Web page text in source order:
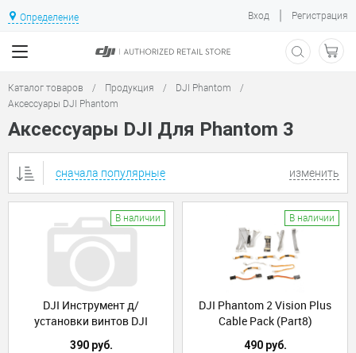
Определение Вход | Регистрация
Каталог товаров / Продукция / DJI Phantom
/
Аксессуары DJI Phantom
Аксессуары DJI Для Phantom 3
сначала популярные изменить
В наличии
DJI Инструмент д/
установки винтов DJI
Phantom
390 руб.
В наличии
DJI Phantom 2 Vision Plus
Cable Pack (Part8)
490 руб.